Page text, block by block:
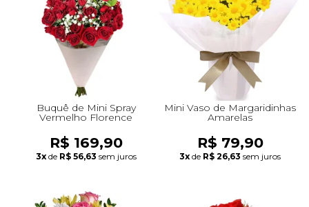
Buquê de Mini Spray
Vermelho Florence
R$ 169,90
3x de R$ 56,63 sem juros
Mini Vaso de Margaridinhas
Amarelas
R$ 79,90
3x de R$ 26,63 sem juros